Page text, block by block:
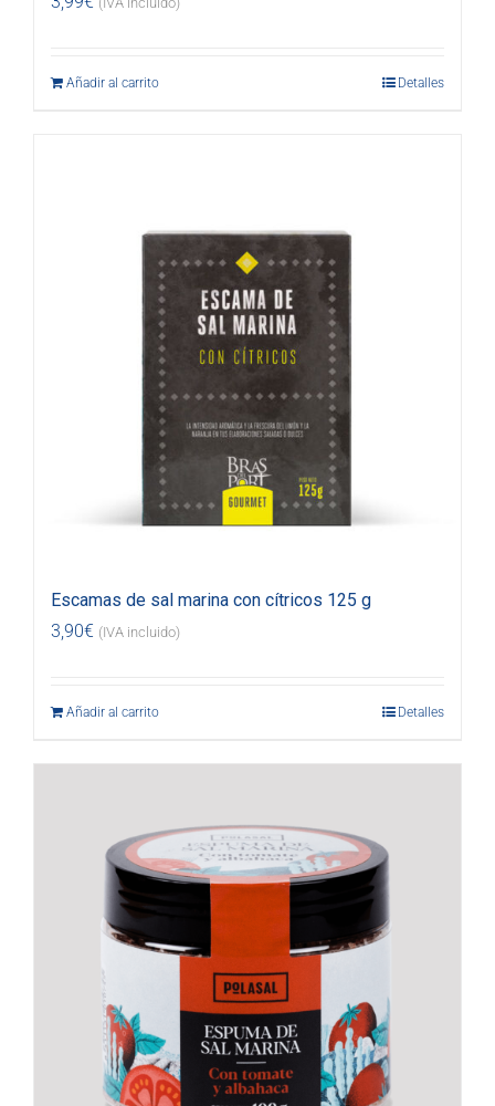
Añadir al carrito Detalles
Escamas de sal marina con cítricos 125 g
3,90€ (IVA incluido)
Añadir al carrito Detalles